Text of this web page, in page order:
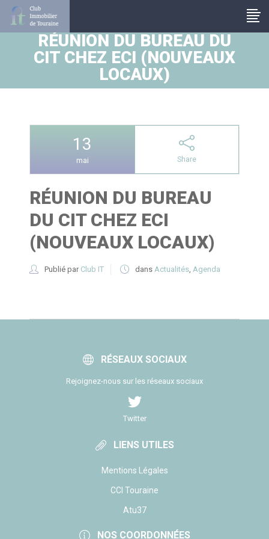
RÉUNION DU BUREAU DU
CIT CHEZ ECI (NOUVEAUX
LOCAUX)
13
mai Share
RÉUNION DU BUREAU
DU CIT CHEZ ECI
(NOUVEAUX LOCAUX)
Publié par Club IT dans Actualités, Agenda
RÉSEAUX SOCIAUX
Rejoignez-nous sur les réseaux sociaux
Twitter
LIENS UTILES
Mentions Légales
CCI Touraine
Atu37
NOS COORDONNÉES
Panneau de gestion des cookies